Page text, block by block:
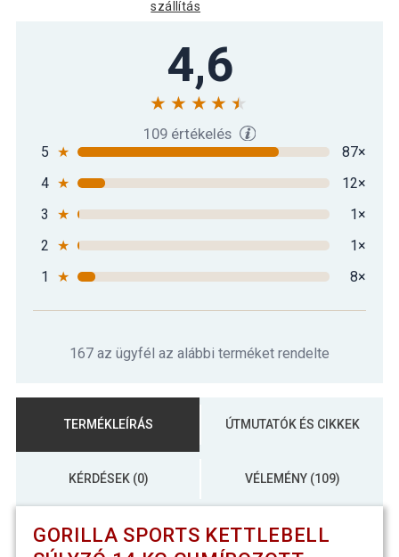
gumírozott felülettel 6 kg
Gorilla Sports Kettlebell szett
gumírozott 8-12 kg
szállítás
4,6
109 értékelés
5 ★
87×
4 ★
12×
3
★
1×
2 ★
1×
1
★ 8×
167 az ügyfél az alábbi terméket rendelte
TERMÉKLEÍRÁS ÚTMUTATÓK ÉS CIKKEK
KÉRDÉSEK (0) VÉLEMÉNY (109)
GORILLA SPORTS KETTLEBELL